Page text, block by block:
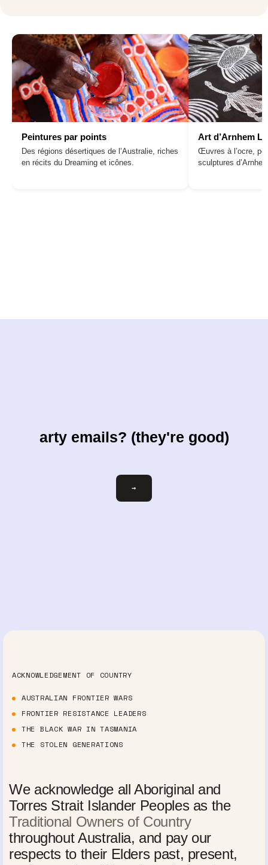
Peintures par points
Des régions désertiques de l’Australie, riches
en récits du Dreaming et icônes.
Art d’Arnhem
Œuvres à l’ocre,
sculptures
arty emails? (they're good)
votre-
→
ACKNOWLEDGEMENT OF COUNTRY
AUSTRALIAN FRONTIER WARS
FRONTIER RESISTANCE LEADERS
THE BLACK WAR IN TASMANIA
THE STOLEN GENERATIONS
We acknowledge all Aboriginal and
Torres Strait Islander Peoples as the
Traditional Owners of Country
throughout Australia, and pay our
respects to their Elders past, present,